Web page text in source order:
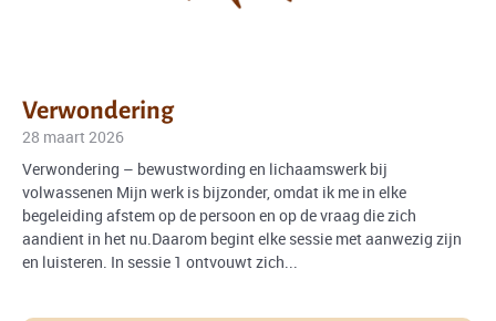
Verwondering
28 maart 2026
Verwondering – bewustwording en lichaamswerk bij
volwassenen Mijn werk is bijzonder, omdat ik me in elke
begeleiding afstem op de persoon en op de vraag die zich
aandient in het nu.Daarom begint elke sessie met aanwezig zijn
en luisteren. In sessie 1 ontvouwt zich...